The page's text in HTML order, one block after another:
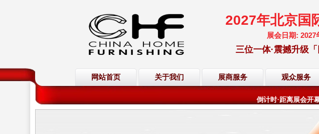
2027年北京国
展会日期:
三位一体·震撼升级
网站首页 关于我们 展商服务 观众服务
欢迎访问·2027年北京
倒计时·距离展会开
欢迎访问·2027年北京
倒计时·距离展会开